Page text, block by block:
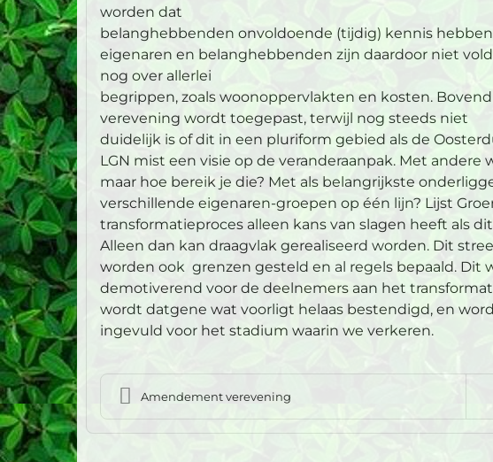
worden dat
belanghebbenden onvoldoende (tijdig) kennis
eigenaren en belanghebbenden zijn daardoor niet
nog over allerlei
begrippen, zoals woonoppervlakten en kosten.
verevening wordt toegepast, terwijl nog steeds niet
duidelijk is of dit in een pluriform gebied als de
LGN mist een visie op de veranderaanpak. Met
maar hoe bereik je die? Met als belangrijkste
verschillende eigenaren-groepen op één lijn? Lijst
transformatieproces alleen kans van slagen heeft als
Alleen dan kan draagvlak gerealiseerd worden. Dit
worden ook grenzen gesteld en al regels bepaald. Dit
demotiverend voor de deelnemers aan het
wordt datgene wat voorligt helaas bestendigd, en
ingevuld voor het stadium waarin we verkeren.
Amendement verevening